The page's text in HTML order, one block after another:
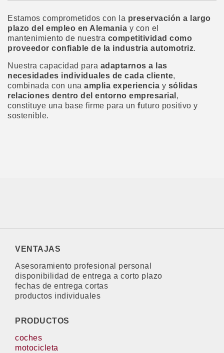
Estamos comprometidos con la preservación a largo
plazo del empleo en Alemania y con el
mantenimiento de nuestra competitividad como
proveedor confiable de la industria automotriz.
Nuestra capacidad para adaptarnos a las
necesidades individuales de cada cliente,
combinada con una amplia experiencia y sólidas
relaciones dentro del entorno empresarial ,
constituye una base firme para un futuro positivo y
sostenible.
VENTAJAS
Asesoramiento profesional personal
disponibilidad de entrega a corto plazo
fechas de entrega cortas
productos individuales
PRODUCTOS
coches
motocicleta